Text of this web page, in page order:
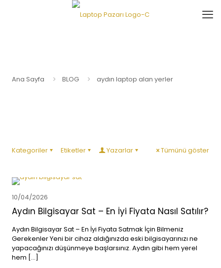
Ana Sayfa BLOG aydın laptop alan yerler
Kategoriler Etiketler Yazarlar Tümünü göster
10/04/2026
Aydın Bilgisayar Sat – En İyi Fiyata Nasıl Satılır?
Aydın Bilgisayar Sat – En İyi Fiyata Satmak İçin Bilmeniz
Gerekenler Yeni bir cihaz aldığınızda eski bilgisayarınızı ne
yapacağınızı düşünmeye başlarsınız. Aydın gibi hem yerel
hem […]